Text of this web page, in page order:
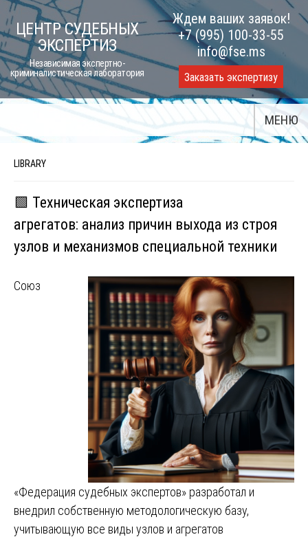
Skip
to
content
ЦЕНТР СУДЕБНЫХ
ЭКСПЕРТИЗ
Независимая экспертно-
криминалистическая лаборатория
Ждем ваших заявок!
+7 (995) 100-33-55
info@fse.ms
Заказать экспертизу
МЕНЮ
LIBRARY
🟩 Техническая экспертиза
агрегатов: анализ причин выхода из строя
узлов и механизмов специальной техники
Союз
«Федерация судебных экспертов» разработал и
внедрил собственную методологическую базу,
учитывающую все виды узлов и агрегатов